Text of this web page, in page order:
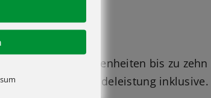
Boden-Unebenheiten bis zu
Gelände. Hohe Ladeleistung inklusive.